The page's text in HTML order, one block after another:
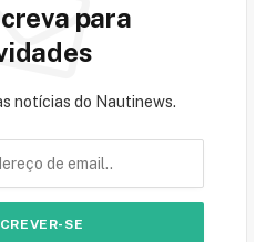
para
notícias do Nautinews.